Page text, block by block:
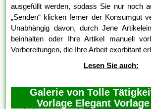
ausgefüllt werden, sodass Sie nur noch
„Senden“ klicken ferner der Konsumgut
Unabhängig davon, durch Jene
beinhalten oder Ihre Artikel manuell
Vorbereitungen, die Ihre Arbeit exorbitant
Lesen Sie auch:
Galerie von Tolle
Vorlage Elegant Vorlage